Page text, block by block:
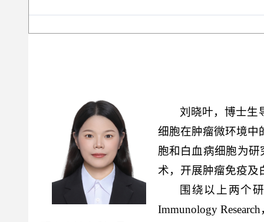
刘晓叶，博士生
细胞在肿瘤微环境中
胞和白血病细胞为
术，开展肿瘤免疫及
围绕以上两个
Immunology